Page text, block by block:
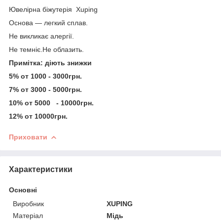
Ювелірна біжутерія Xuping
Основа — легкий сплав.
Не викликає алергії.
Не темніє.Не облазить.
Примітка: діють знижки
5% от 1000 - 3000грн.
7% от 3000 - 5000грн.
10% от 5000 - 10000грн.
12% от 10000грн.
Приховати
Характеристики
Основні
Виробник
XUPING
Матеріал
Мідь